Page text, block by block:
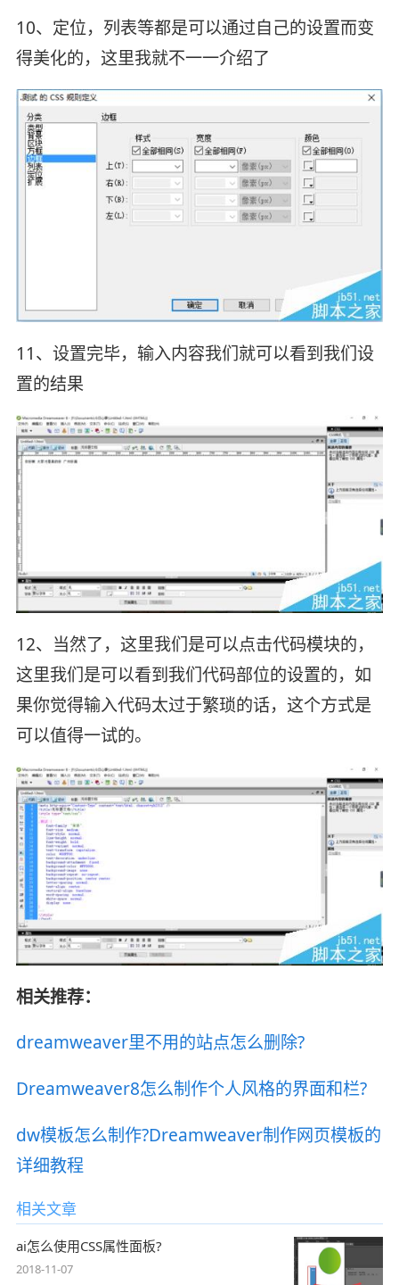
10、定位，列表等都是可以通过自己的设置而变
得美化的，这里我就不一一介绍了
11、设置完毕，输入内容我们就可以看到我们设
置的结果
12、当然了，这里我们是可以点击代码模块的，
这里我们是可以看到我们代码部位的设置的，如
果你觉得输入代码太过于繁琐的话，这个方式是
可以值得一试的。
相关推荐：
dreamweaver里不用的站点怎么删除?
Dreamweaver8怎么制作个人风格的界面和栏?
dw模板怎么制作?Dreamweaver制作网页模板的
详细教程
相关文章
ai怎么使用CSS属性面板?
2018-11-07